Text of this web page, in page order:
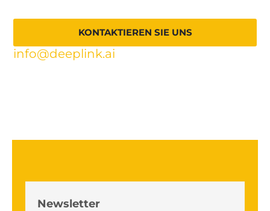
KONTAKTIEREN SIE UNS
info@deeplink.ai
Newsletter